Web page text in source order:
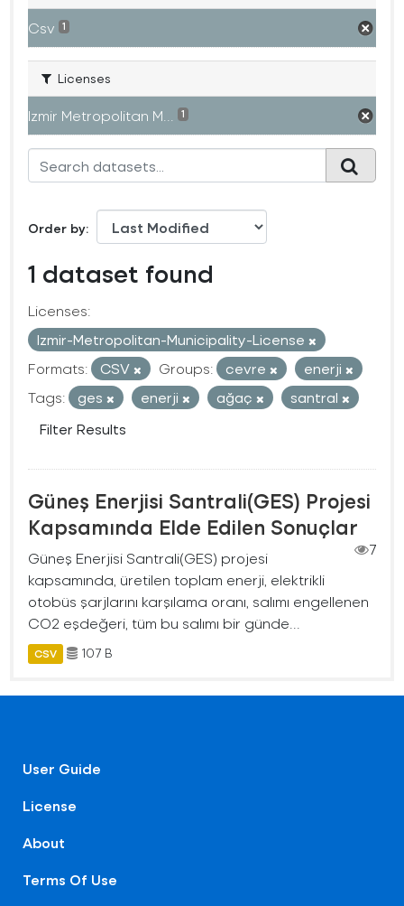
Csv 1
Licenses
Izmir Metropolitan M... 1
Order by
1 dataset found
Licenses:
Izmir-Metropolitan-Municipality-License
Formats:
CSV Groups: cevre
enerji
Tags:
ges enerji ağaç
santral
Filter Results
Güneş Enerjisi Santrali(GES) Projesi
Kapsamında Elde Edilen Sonuçlar
7
Güneş Enerjisi Santrali(GES) projesi
kapsamında, üretilen toplam enerji, elektrikli
otobüs şarjlarını karşılama oranı, salımı engellenen
CO2 eşdeğeri, tüm bu salımı bir günde...
CSV 107 B
User Guide
License
About
Terms Of Use